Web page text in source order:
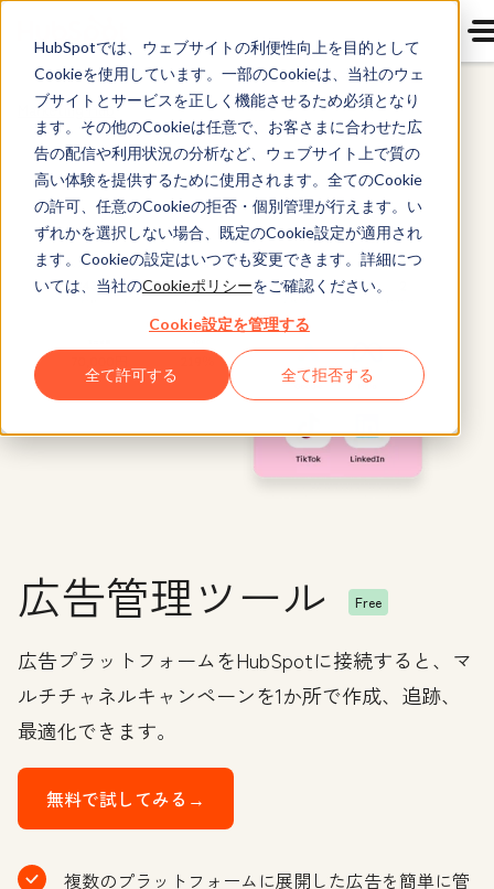
HubSpotでは、ウェブサイトの利便性向上を目的として
Cookieを使用しています。一部のCookieは、当社のウェ
ブサイトとサービスを正しく機能させるため必須となり
ます。その他のCookieは任意で、お客さまに合わせた広
告の配信や利用状況の分析など、ウェブサイト上で質の
高い体験を提供するために使用されます。全てのCookie
の許可、任意のCookieの拒否・個別管理が行えます。い
ずれかを選択しない場合、既定のCookie設定が適用され
ます。Cookieの設定はいつでも変更できます。詳細につ
いては、当社のCookieポリシーをご確認ください。
Cookie設定を管理する
全て許可する 全て拒否する
Marketing Hub
広告管理ツール Free
広告プラットフォームをHubSpotに接続すると、マ
ルチチャネルキャンペーンを1か所で作成、追跡、
最適化できます。
無料で試してみる→
複数のプラットフォームに展開した広告を簡単に管